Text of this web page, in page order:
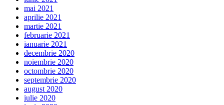
mai 2021
aprilie 2021
martie 2021
februarie 2021
ianuarie 2021
decembrie 2020
noiembrie 2020
octombrie 2020
septembrie 2020
august 2020
iulie 2020